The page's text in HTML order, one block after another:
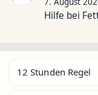
Hilfe bei
12 Stunden Regel